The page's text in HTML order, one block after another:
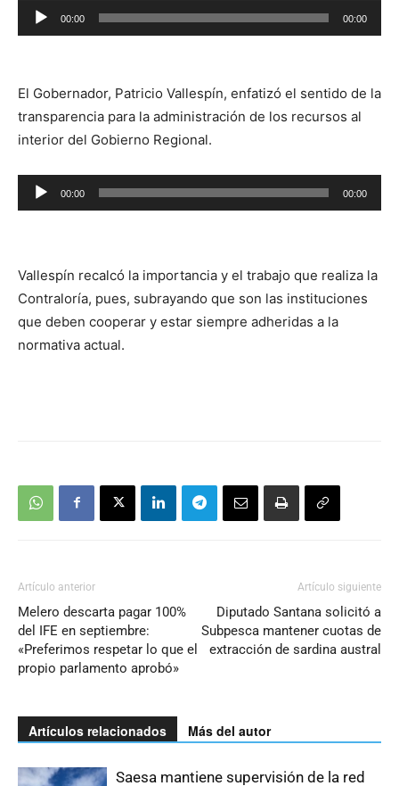
Reproductor
de
00:00 00:00
El Gobernador, Patricio Vallespín, enfatizó el sentido de la
transparencia para la administración de los recursos al
interior del Gobierno Regional.
Reproductor
de
00:00 00:00
Vallespín recalcó la importancia y el trabajo que realiza la
Contraloría, pues, subrayando que son las instituciones
que deben cooperar y estar siempre adheridas a la
normativa actual.
Artículo anterior
Melero descarta pagar 100%
del IFE en septiembre:
«Preferimos respetar lo que el
propio parlamento aprobó»
Artículo siguiente
Diputado Santana solicitó a
Subpesca mantener cuotas de
extracción de sardina austral
Artículos relacionados Más del autor
Saesa mantiene supervisión de la red